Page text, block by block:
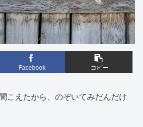
Facebook コピー
こえたから、のぞいてみだんだけ